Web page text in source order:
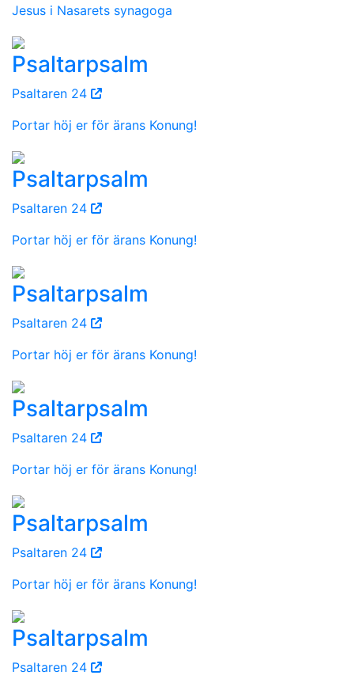
Jesus i Nasarets synagoga
Psaltarpsalm
Psaltaren 24
Portar höj er för ärans Konung!
Psaltarpsalm
Psaltaren 24
Portar höj er för ärans Konung!
Psaltarpsalm
Psaltaren 24
Portar höj er för ärans Konung!
Psaltarpsalm
Psaltaren 24
Portar höj er för ärans Konung!
Psaltarpsalm
Psaltaren 24
Portar höj er för ärans Konung!
Psaltarpsalm
Psaltaren 24